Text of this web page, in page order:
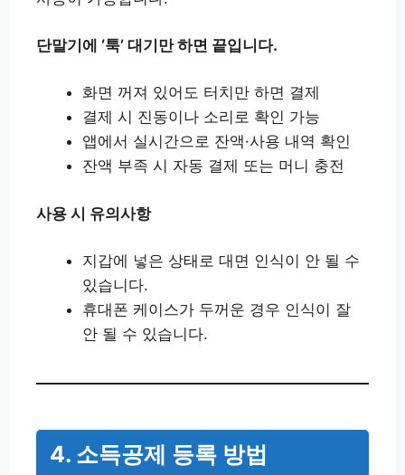
단말기에 ‘툭’ 대기만 하면 끝입니다.
화면 꺼져 있어도 터치만 하면 결제
결제 시 진동이나 소리로 확인 가능
앱에서 실시간으로 잔액·사용 내역 확인
잔액 부족 시 자동 결제 또는 머니 충전
사용 시 유의사항
지갑에 넣은 상태로 대면 인식이 안 될 수
있습니다.
휴대폰 케이스가 두꺼운 경우 인식이 잘
안 될 수 있습니다.
4. 소득공제 등록 방법